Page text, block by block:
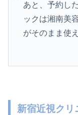
あと、予約し
ックは湘南美
がそのまま使
新宿近視クリ